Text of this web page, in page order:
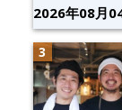
2026年08月